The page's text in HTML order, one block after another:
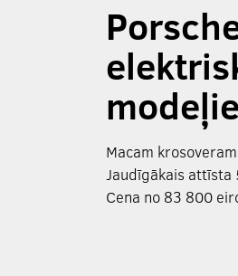
Macam
Jaudīgākais attīsta
Cena no 83 800